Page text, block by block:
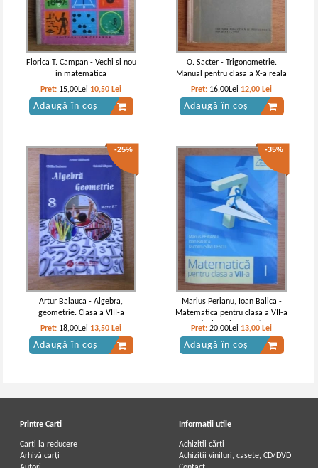
Florica T. Campan - Vechi si nou
in matematica
Pret:15,00Lei 10,50 Lei
Adaugă în coș
O. Sacter - Trigonometrie.
Manual pentru clasa a X-a reala
Pret:16,00Lei 12,00 Lei
Adaugă în coș
-25%
Artur Balauca - Algebra,
geometrie. Clasa a VIII-a
Pret:18,00Lei 13,50 Lei
Adaugă în coș
-35%
Marius Perianu, Ioan Balica -
Matematica pentru clasa a VII-a
(volumul 1, 2015)
Pret:20,00Lei 13,00 Lei
Adaugă în coș
Printre Carti
Carți la reducere
Arhivă carți
Informatii utile
Achizitii cărți
Achizitii viniluri, casete, CD/DVD